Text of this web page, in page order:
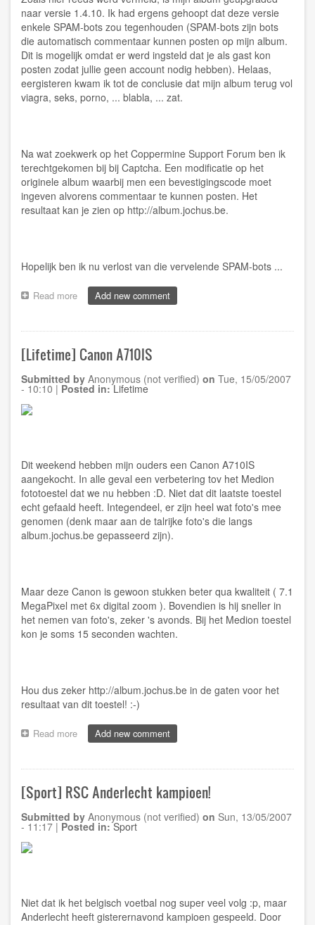
naar versie 1.4.10. Ik had ergens gehoopt dat deze versie
enkele SPAM-bots zou tegenhouden (SPAM-bots zijn bots
die automatisch commentaar kunnen posten op mijn album.
Dit is mogelijk omdat er werd ingsteld dat je als gast kon
posten zodat jullie geen account nodig hebben). Helaas,
eergisteren kwam ik tot de conclusie dat mijn album terug vol
viagra, seks, porno, ... blabla, ... zat.
Na wat zoekwerk op het Coppermine Support Forum ben ik
terechtgekomen bij bij Captcha. Een modificatie op het
originele album waarbij men een bevestigingscode moet
ingeven alvorens commentaar te kunnen posten. Het
resultaat kan je zien op http://album.jochus.be.
Hopelijk ben ik nu verlost van die vervelende SPAM-bots ...
Read more about
[Album]
voor
anonieme
gebruikers
Add new comment
[Lifetime] Canon A710IS
Submitted by Anonymous (not verified) on Tue, 15/05/2007
- 10:10 | Posted in:Lifetime
Dit weekend hebben mijn ouders een Canon A710IS
aangekocht. In alle geval een verbetering tov het Medion
fototoestel dat we nu hebben :D. Niet dat dit laatste toestel
echt gefaald heeft. Integendeel, er zijn heel wat foto's mee
genomen (denk maar aan de talrijke foto's die langs
album.jochus.be gepasseerd zijn).
Maar deze Canon is gewoon stukken beter qua kwaliteit ( 7.1
MegaPixel met 6x digital zoom ). Bovendien is hij sneller in
het nemen van foto's, zeker 's avonds. Bij het Medion toestel
kon je soms 15 seconden wachten.
Hou dus zeker http://album.jochus.be in de gaten voor het
resultaat van dit toestel! :-)
Read more about
[Lifetime]
A710IS
Add new comment
[Sport] RSC Anderlecht kampioen!
Submitted by Anonymous (not verified) on Sun, 13/05/2007
- 11:17 | Posted in:Sport
Niet dat ik het belgisch voetbal nog super veel volg :p, maar
Anderlecht heeft gisterernavond kampioen gespeeld. Door